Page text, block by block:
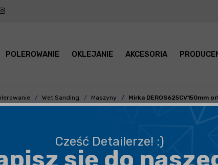
POLEROWANIE OKLEJANIE AKCESORIA
Wet Sanding Maszyny Mirka DEROS625CV150mm
BEZPIECZNA WYSYŁKA
Cześć Detailerze! :)
się do